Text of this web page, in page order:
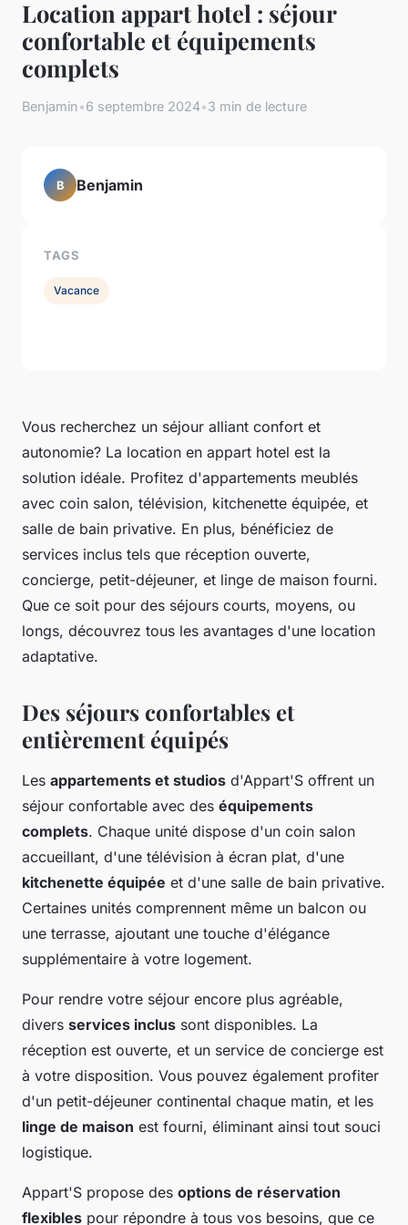
Location appart hotel : séjour
confortable et équipements
complets
Benjamin•6 septembre 2024•3 min de lecture
Vous recherchez un séjour alliant confort et
autonomie? La location en appart hotel est la
solution idéale. Profitez d'appartements meublés
avec coin salon, télévision, kitchenette équipée, et
salle de bain privative. En plus, bénéficiez de
services inclus tels que réception ouverte,
concierge, petit-déjeuner, et linge de maison fourni.
Que ce soit pour des séjours courts, moyens, ou
longs, découvrez tous les avantages d'une location
adaptative.
Des séjours confortables et
entièrement équipés
Les appartements et studios d'Appart'S offrent un
séjour confortable avec des équipements
complets. Chaque unité dispose d'un coin salon
accueillant, d'une télévision à écran plat, d'une
kitchenette équipée et d'une salle de bain privative.
Certaines unités comprennent même un balcon ou
une terrasse, ajoutant une touche d'élégance
supplémentaire à votre logement.
Pour rendre votre séjour encore plus agréable,
divers services inclus sont disponibles. La
réception est ouverte, et un service de concierge est
à votre disposition. Vous pouvez également profiter
d'un petit-déjeuner continental chaque matin, et les
linge de maison est fourni, éliminant ainsi tout souci
logistique.
Appart'S propose des options de réservation
flexibles pour répondre à tous vos besoins, que ce
B Benjamin
TAGS
Vacance